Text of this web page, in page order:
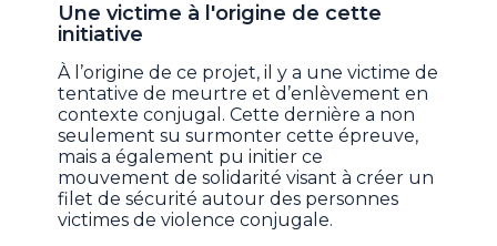
Une victime à l'origine de cette
initiative
À l’origine de ce projet, il y a une victime de
tentative de meurtre et d’enlèvement en
contexte conjugal. Cette dernière a non
seulement su surmonter cette épreuve,
mais a également pu initier ce
mouvement de solidarité visant à créer un
filet de sécurité autour des personnes
victimes de violence conjugale.